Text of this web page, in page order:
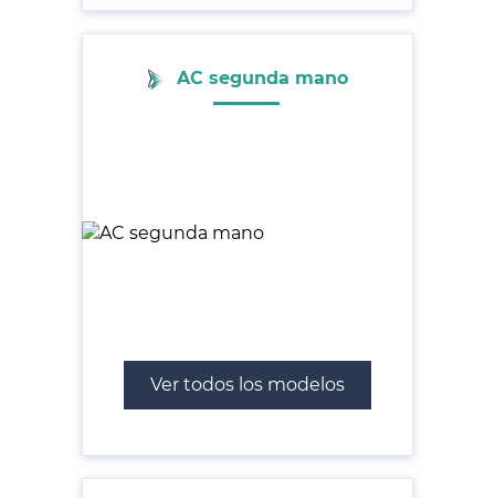
AC segunda mano
Ver todos los modelos